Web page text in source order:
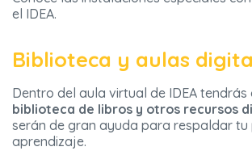
el IDEA.
Biblioteca y aulas
Dentro del aula virtual de IDEA tendrás
biblioteca de libros y otros recursos
serán de gran ayuda para respaldar tu
aprendizaje.